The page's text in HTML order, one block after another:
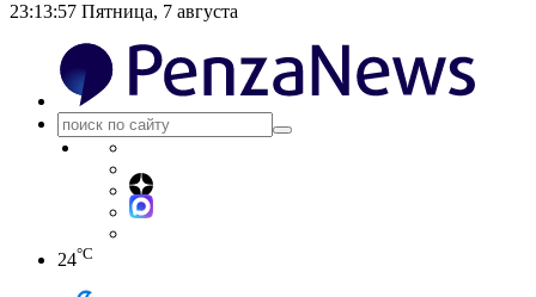
23:13:57 Пятница, 7 августа
24°C